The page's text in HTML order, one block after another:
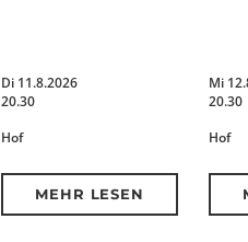
Di 11.8.2026
20.30
Hof
MEHR LESEN
Mi
20.30
Hof